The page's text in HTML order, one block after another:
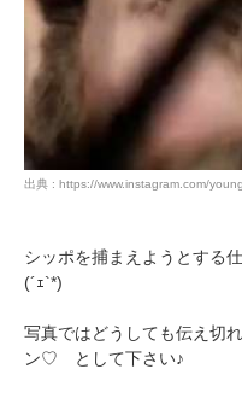
出典 : https://www.instagram.com/
シッポを捕まえようとする
(´ｪ`*)
写真ではどうしても伝え切
ン♡ として下さい♪